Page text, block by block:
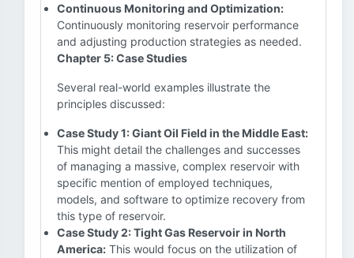
Continuous Monitoring and Optimization:
Continuously monitoring reservoir performance
and adjusting production strategies as needed.
Chapter 5: Case Studies
Several real-world examples illustrate the
principles discussed:
Case Study 1: Giant Oil Field in the Middle East:
This might detail the challenges and successes
of managing a massive, complex reservoir with
specific mention of employed techniques,
models, and software to optimize recovery from
this type of reservoir.
Case Study 2: Tight Gas Reservoir in North
America: This would focus on the utilization of